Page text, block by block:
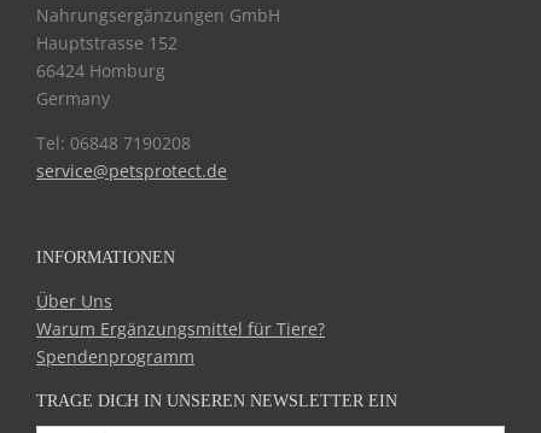
Nahrungsergänzungen GmbH
Hauptstrasse 152
66424 Homburg
Germany
Tel: 06848 7190208
service@petsprotect.de
INFORMATIONEN
Über Uns
Warum Ergänzungsmittel für Tiere?
Spendenprogramm
TRAGE DICH IN UNSEREN NEWSLETTER EIN